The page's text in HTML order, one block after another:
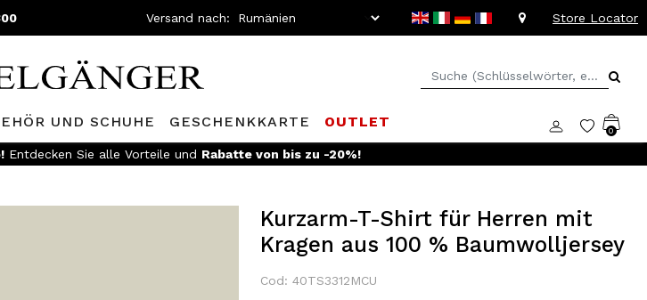
Versand nach: Store Locator
UND SCHUHE GESCHENKKARTE OUTLET
0
Entdecken Sie alle Vorteile und Rabatte von bis zu -20%!
Kurzarm-T-Shirt für Herren mit
Kragen aus 100 % Baumwolljersey
Cod: 40TS3312MCU